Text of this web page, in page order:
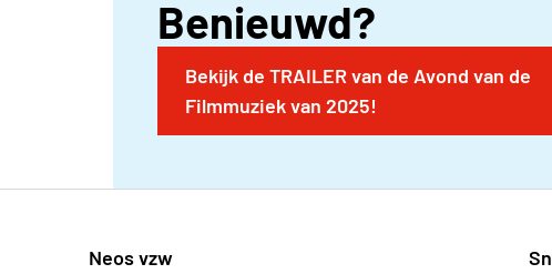
Benieuwd?
Bekijk de TRAILER van de Avond van de
Filmmuziek van 2025!
Neos vzw